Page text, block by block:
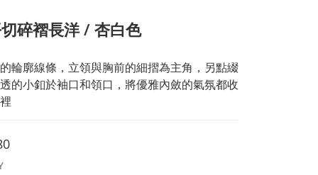
碎褶長洋 / 杏白色
輪廓線條，立領與胸前的細摺為主角，另點綴
的小釦於袖口和領口，將優雅內斂的氣氛都收